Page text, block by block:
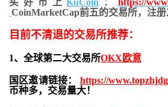
买好币上KuCoin ：https://
CoinMarketCap前五的交易所，注册
目前不清退的交易所推荐：
1、全球第二大交易所OKX欧意
国区邀请链接： https://
币种多，交易量大！